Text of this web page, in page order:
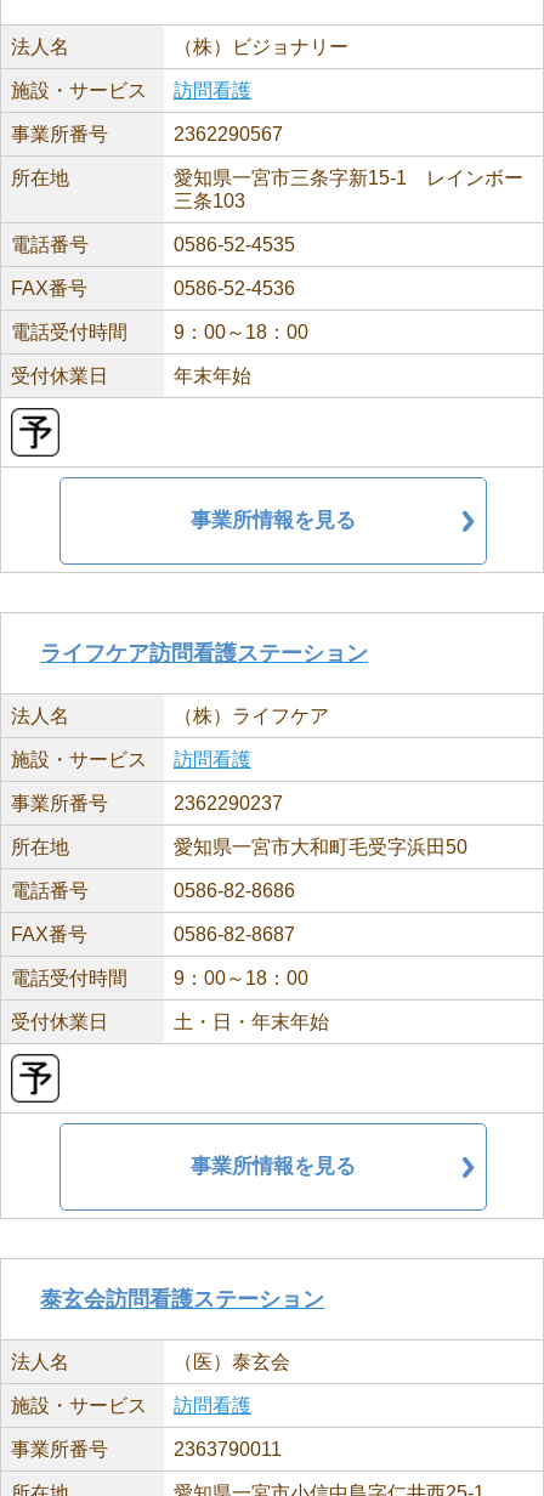
法人名 （株）ビジョナリー
施設・サービス 訪問看護
事業所番号 2362290567
所在地
愛知県一宮市三条字新15-1 レインボー
三条103
電話番号 0586-52-4535
FAX番号 0586-52-4536
電話受付時間 9：00～18：00
受付休業日 年末年始
事業所情報を見る
ライフケア訪問看護ステーション
法人名 （株）ライフケア
施設・サービス 訪問看護
事業所番号 2362290237
所在地 愛知県一宮市大和町毛受字浜田50
電話番号 0586-82-8686
FAX番号 0586-82-8687
電話受付時間 9：00～18：00
受付休業日 土・日・年末年始
事業所情報を見る
泰玄会訪問看護ステーション
法人名 （医）泰玄会
施設・サービス 訪問看護
事業所番号 2363790011